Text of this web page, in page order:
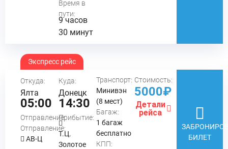
Время в
пути:
9 часов
30 минут
Экспресс рейс
Откуда:
Ялта
05:00
Отправление:
Отправление:
АВ-Ц
Куда:
Донецк
14:30
Прибытие:
Т.Ц.
Золотое
Транспорт:
Минивэн
(8 мест)
Багаж:
1 багаж
бесплатно
КПП:
Стоимость:
5000₽
Детали
рейса
БИЛЕТ